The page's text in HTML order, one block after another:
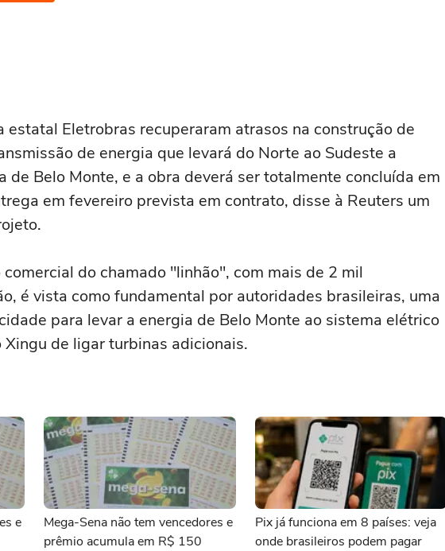
estatal Eletrobras recuperaram atrasos na construção de
de energia que levará do Norte ao Sudeste a
de Belo Monte, e a obra deverá ser totalmente concluída em
em fevereiro prevista em contrato, disse à Reuters um
do chamado "linhão", com mais de 2 mil
é vista como fundamental por autoridades brasileiras, uma
para levar a energia de Belo Monte ao sistema elétrico
de ligar turbinas adicionais.
e
Mega-Sena não tem vencedores e
prêmio acumula em R$ 150
Pix já funciona em 8 países: veja
onde brasileiros podem pagar